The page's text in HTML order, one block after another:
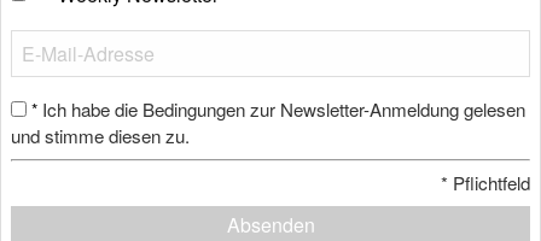
* Ich habe die Bedingungen zur Newsletter-Anmeldung gelesen
und stimme diesen zu.
* Pflichtfeld
Absenden